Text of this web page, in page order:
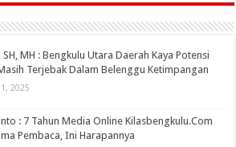
SH, MH : Bengkulu Utara Daerah Kaya Potensi
Terjebak Dalam Belenggu Ketimpangan
1, 2025
: 7 Tahun Media Online Kilasbengkulu.Com
Pembaca, Ini Harapannya